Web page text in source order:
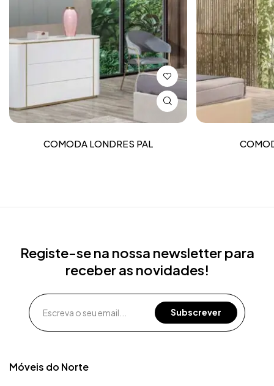
COMODA LONDRES PAL
Móveis do Norte​
Registe-se na nossa newsletter para
receber as novidades!